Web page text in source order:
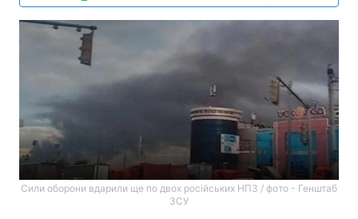
Сили оборони вдарили ще по двох російських НПЗ / фото - Генштаб
ЗСУ